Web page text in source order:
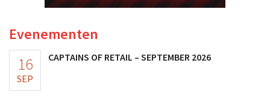
Evenementen
16
SEP
CAPTAINS OF RETAIL – SEPTEMBER 2026